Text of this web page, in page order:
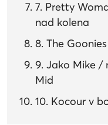
7. Pretty
nad kolena
8. The
9. Jako Mike /
Mid
10. Kocour v